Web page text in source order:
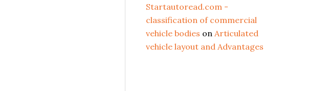
Startautoread.com -
classification of commercial
vehicle bodies on Articulated
vehicle layout and Advantages